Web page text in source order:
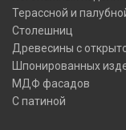
Терассной и
Столешниц
Древесины с
Шпонированных
МДФ фасадов
С патиной